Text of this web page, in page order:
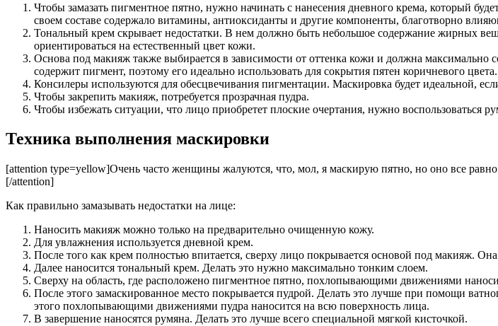
Чтобы замазать пигментное пятно, нужно начинать с нанесения дневного крема, который
своем составе содержало витамины, антиоксиданты и другие компоненты, благотворно
Тональный крем скрывает недостатки. В нем должно быть небольшое содержание жирных
ориентироваться на естественный цвет кожи.
Основа под макияж также выбирается в зависимости от оттенка кожи и должна максимально
содержит пигмент, поэтому его идеально использовать для сокрытия пятен коричневого цвета.
Консилеры используются для обесцвечивания пигментации. Маскировка будет идеальной,
Чтобы закрепить макияж, потребуется прозрачная пудра.
Чтобы избежать ситуации, что лицо приобретет плоские очертания, нужно воспользоваться
Техника выполнения маскировки
[attention type=yellow]Очень часто женщины жалуются, что, мол, я маскирую пятно, но оно все
[/attention]
Как правильно замазывать недостатки на лице:
Наносить макияж можно только на предварительно очищенную кожу.
Для увлажнения используется дневной крем.
После того как крем полностью впитается, сверху лицо покрывается основой под
Далее наносится тональный крем. Делать это нужно максимально тонким слоем.
Сверху на область, где расположено пигментное пятно, похлопывающими движениями
После этого замаскированное место покрывается пудрой. Делать это лучше при помощи
этого похлопывающими движениями пудра наносится на всю поверхность лица.
В завершение наносятся румяна. Делать это лучше всего специальной мягкой кисточкой.